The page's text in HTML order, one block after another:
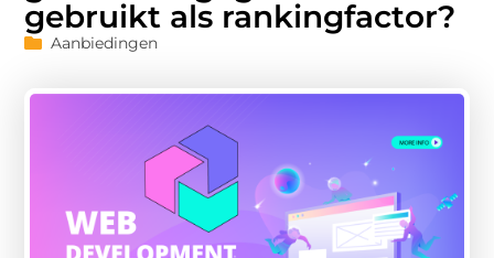
gebruikt als rankingfactor?
Aanbiedingen